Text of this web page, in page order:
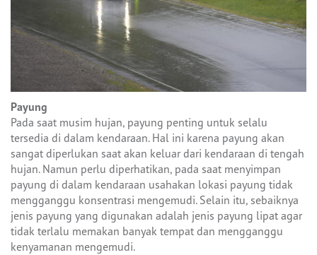
Payung
Pada saat musim hujan, payung penting untuk selalu
tersedia di dalam kendaraan. Hal ini karena payung akan
sangat diperlukan saat akan keluar dari kendaraan di tengah
hujan. Namun perlu diperhatikan, pada saat menyimpan
payung di dalam kendaraan usahakan lokasi payung tidak
mengganggu konsentrasi mengemudi. Selain itu, sebaiknya
jenis payung yang digunakan adalah jenis payung lipat agar
tidak terlalu memakan banyak tempat dan mengganggu
kenyamanan mengemudi.